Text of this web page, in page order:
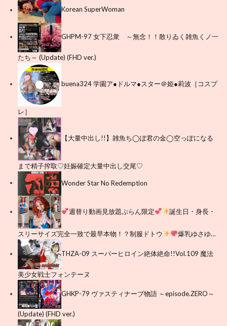
Korean SuperWoman
GHPM-97 女下忍衆 ～無念！！散りゐく雑魚くノ一
たち～ (Update) (FHD ver.)
buena324 学園ア●ドルマ●スター＠姫●莉波［コスプ
レ］
【大量中出し!!】雑魚ち◯ぽ君の金◯空っぽになる
まで精子搾取♡妊娠確定大量中出し交尾♡
Wonder Star No Redemption
週替り動画見放題ぷらん限定 誕生日・身長・
スリーサイズ完全一致で最早本物！？制服ドトウ 爆乳ゆさゆ…
THZA-09 スーパーヒロイン絶体絶命!!Vol.109 魔法
美少女戦士フォンテーヌ
GHKP-79 ヴァスティナーブ物語 ～episode.ZERO～
(Update) (FHD ver.)